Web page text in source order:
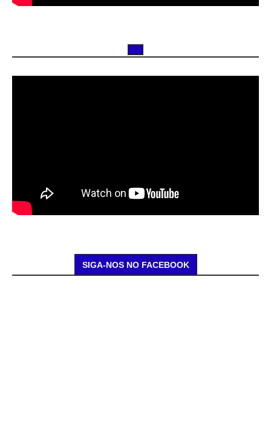
SIGA-NOS NO FACEBOOK